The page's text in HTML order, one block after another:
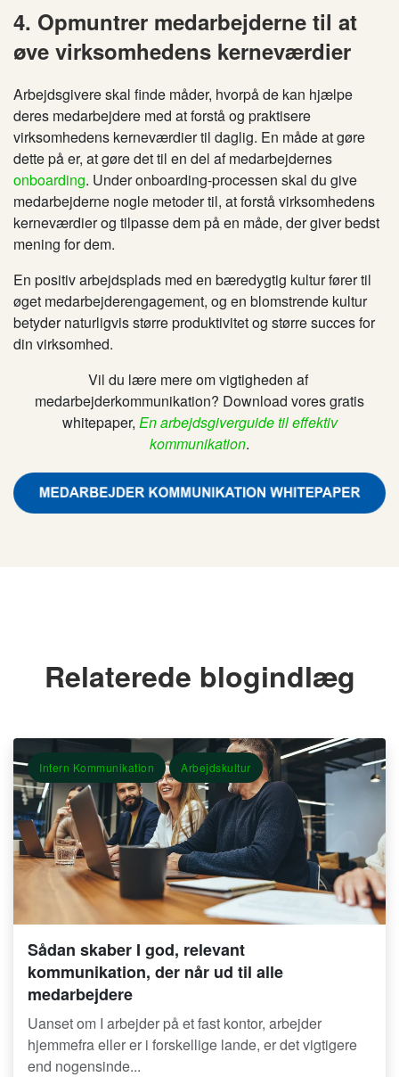
4. Opmuntrer medarbejderne til at
øve virksomhedens kerneværdier
Arbejdsgivere skal finde måder, hvorpå de kan hjælpe
deres medarbejdere med at forstå og praktisere
virksomhedens kerneværdier til daglig. En måde at gøre
dette på er, at gøre det til en del af medarbejdernes
onboarding. Under onboarding-processen skal du give
medarbejderne nogle metoder til, at forstå virksomhedens
kerneværdier og tilpasse dem på en måde, der giver bedst
mening for dem.
En positiv arbejdsplads med en bæredygtig kultur fører til
øget medarbejderengagement, og en blomstrende kultur
betyder naturligvis større produktivitet og større succes for
din virksomhed.
Vil du lære mere om vigtigheden af ​​
medarbejderkommunikation? Download vores gratis
whitepaper, En arbejdsgiverguide til effektiv
kommunikation.
Relaterede blogindlæg
Intern Kommunikation Arbejdskultur
Sådan skaber I god, relevant
kommunikation, der når ud til alle
medarbejdere
Uanset om I arbejder på et fast kontor, arbejder
hjemmefra eller er i forskellige lande, er det vigtigere
end nogensinde...